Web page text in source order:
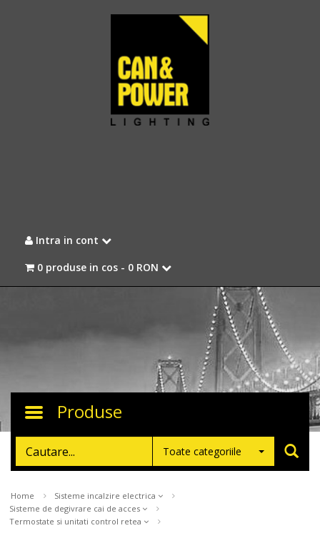
Intra in cont
0 produse in cos - 0 RON
Toggle
Produse
Toate categoriile
Home
Sisteme incalzire electrica
Sisteme de degivrare cai de acces
Termostate si unitati control retea